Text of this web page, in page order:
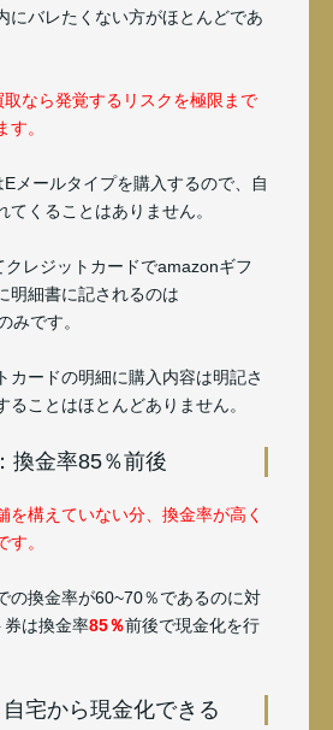
にバレたくない方がほとんどであ
なら発覚するリスクを極限まで
。
メールタイプを購入するので、自
てくることはありません。
クレジットカードでamazonギフ
明細書に記されるのは
みです。
カードの明細に購入内容は明記さ
ることはほとんどありません。
換金率85％前後
を構えていない分、換金率が高く
。
の換金率が60~70％であるのに対
券は換金率85％前後で現金化を行
宅から現金化できる